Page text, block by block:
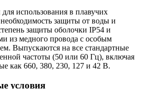
использования в плавучих
защиты от воды и
защиты оболочки IP54 и
из медного провода с особым
Выпускаются на все стандартные
частоты (50 или 60 Гц), включая
как 660, 380, 230, 127 и 42 В.
условия